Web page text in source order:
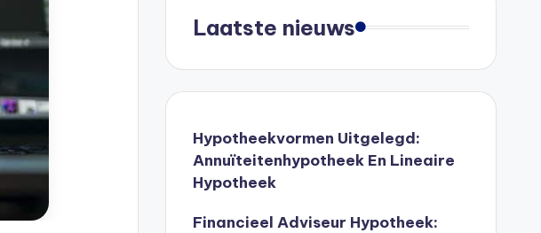
Laatste nieuws
Hypotheekvormen Uitgelegd:
Annuïteitenhypotheek En Lineaire
Hypotheek
Financieel Adviseur Hypotheek: